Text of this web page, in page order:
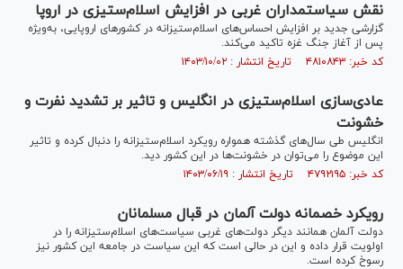
نقش سیاستمداران غربی در افزایش اسلام‌ستیزی در اروپا
گزارشی جدید بر افزایش احساس‌های اسلام‌ستیزانه در کشور‌های اروپایی، به‌ویژه
پس از آغاز جنگ غزه تاکید می‌کند.
کد خبر: ۴۸۱۰۸۴۳ تاریخ انتشار : ۱۴۰۳/۱۰/۰۲
عادی‌سازی اسلام‌ستیزی در انگلیس و تاثیر بر تشدید نفرت و
خشونت
انگلیس طی سال‌های گذشته همواره رویکرد اسلام‌ستیزانه را دنبال کرده و تاثیر
این موضوع را می‌توان در خشونت‌ها در این کشور دید.
کد خبر: ۴۷۹۲۱۹۵ تاریخ انتشار : ۱۴۰۳/۰۶/۱۹
رویکرد خصمانه دولت آلمان در قبال مسلمانان
دولت آلمان همانند دیگر دولت‌های غربی سیاست‌های اسلام‌ستیزانه را در
اولویت قرار داده و این در حالی است که این سیاست در جامعه این کشور نیز
رسوخ کرده است.